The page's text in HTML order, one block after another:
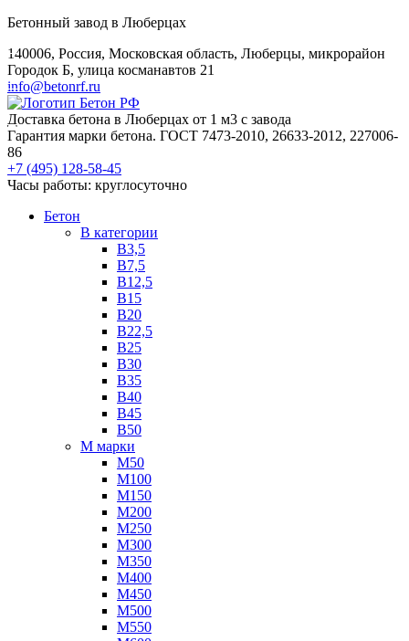
Бетонный завод в Люберцах
140006, Россия, Московская область, Люберцы, микрорайон
Городок Б, улица косманавтов 21
info@betonrf.ru
Доставка бетона в Люберцах от 1 м3 с завода
Гарантия марки бетона. ГОСТ 7473-2010, 26633-2012, 227006-
86
+7 (495) 128-58-45
Часы работы: круглосуточно
Бетон
B категории
B3,5
B7,5
B12,5
B15
B20
B22,5
B25
B30
B35
B40
B45
B50
М марки
М50
М100
М150
М200
М250
М300
М350
М400
М450
М500
М550